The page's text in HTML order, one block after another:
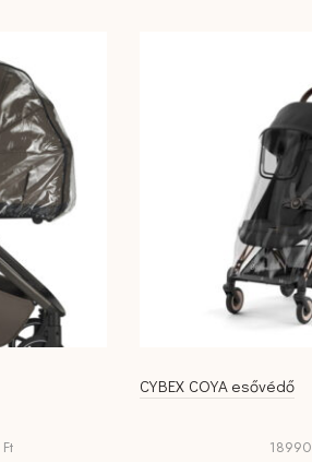
Ft
CYBEX COYA esővédő
18990